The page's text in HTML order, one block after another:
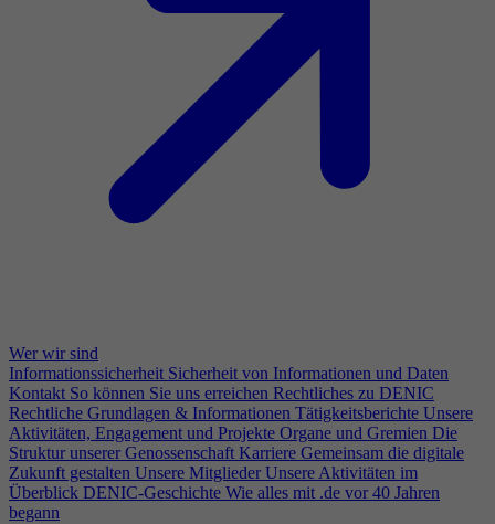
Wer wir sind
Informationssicherheit Sicherheit von Informationen und Daten
Kontakt So können Sie uns erreichen Rechtliches zu DENIC
Rechtliche Grundlagen & Informationen Tätigkeitsberichte Unsere
Aktivitäten, Engagement und Projekte Organe und Gremien Die
Struktur unserer Genossenschaft Karriere Gemeinsam die digitale
Zukunft gestalten Unsere Mitglieder Unsere Aktivitäten im
Überblick DENIC-Geschichte Wie alles mit .de vor 40 Jahren
begann